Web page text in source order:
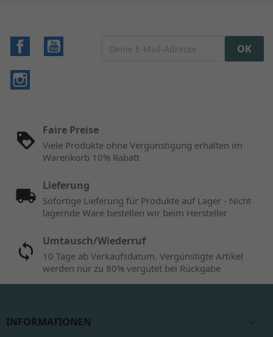
Facebook
Faire Preise
Viele Produkte ohne Vergünstigung erhalten im
Warenkorb 10% Rabatt
Lieferung
Sofortige Lieferung für Produkte auf Lager - Nicht
lagernde Ware bestellen wir beim Hersteller
Umtausch/Wiederruf
10 Tage ab Verkaufsdatum. Vergünstigte Artikel
werden nur zu 80% vergütet bei Rückgabe
INFORMATIONEN